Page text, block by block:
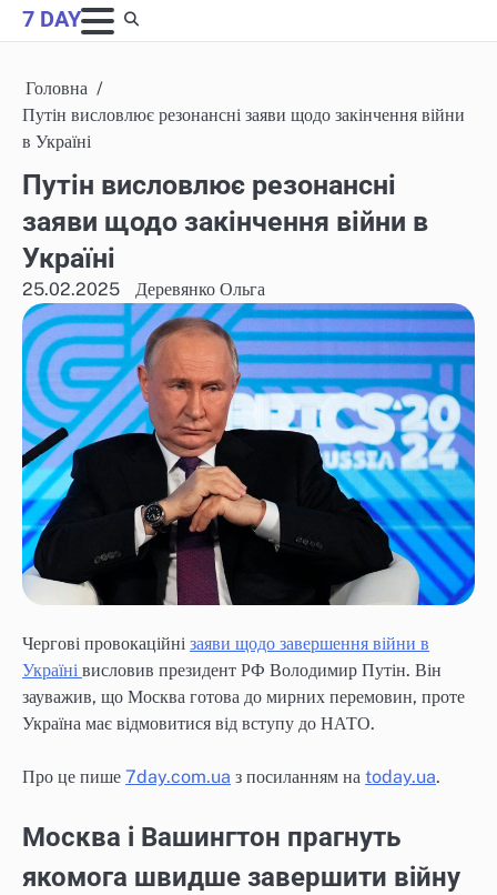
Skip
to
7 DAY
Головна
Путін висловлює резонансні заяви щодо закінчення війни
в Україні
Путін висловлює резонансні
заяви щодо закінчення війни в
Україні
25.02.2025 Деревянко Ольга
Чергові провокаційні заяви щодо завершення війни в
Україні висловив президент РФ Володимир Путін. Він
зауважив, що Москва готова до мирних перемовин, проте
Україна має відмовитися від вступу до НАТО.
Про це пише 7day.com.ua з посиланням на today.ua.
Москва і Вашингтон прагнуть
якомога швидше завершити війну